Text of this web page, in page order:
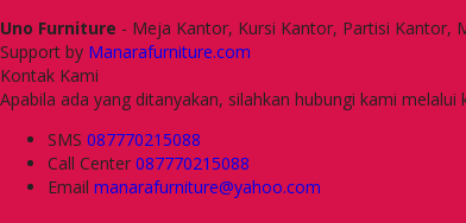
Uno Furniture - Meja Kantor, Kursi Kantor, Partisi Kantor,
Support by Manarafurniture.com
Kontak Kami
Apabila ada yang ditanyakan, silahkan hubungi kami melalui
SMS 087770215088
Call Center 087770215088
Email manarafurniture@yahoo.com